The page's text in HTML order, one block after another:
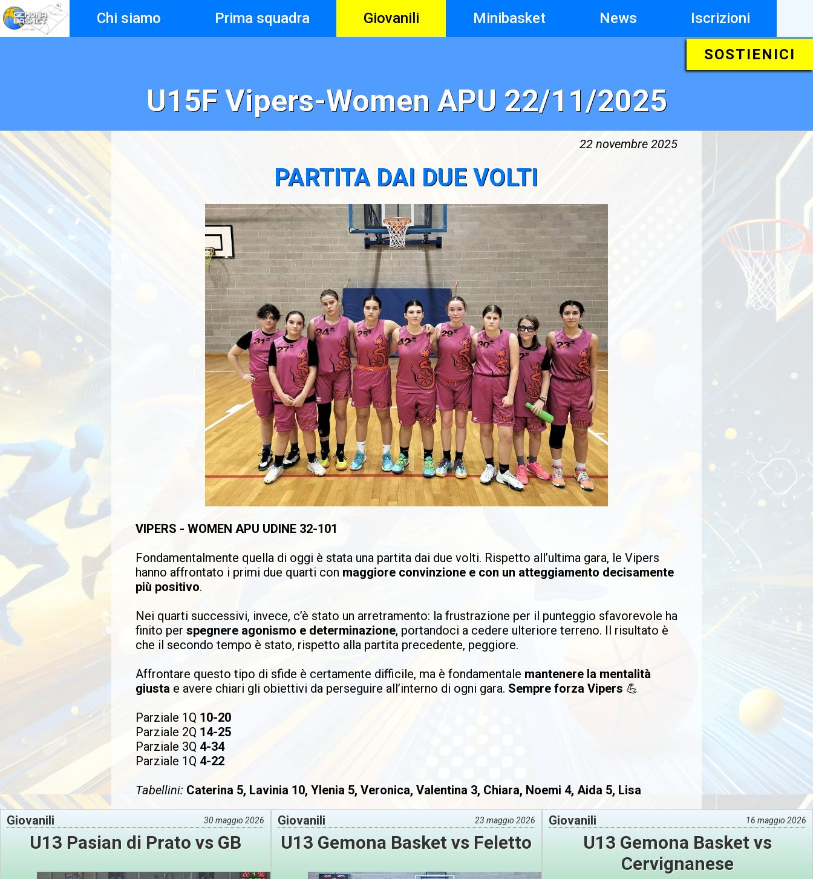
Chi siamo Prima squadra Giovanili Minibasket News Iscrizioni
SOSTIENICI
U15F Vipers-Women APU 22/11/2025
22 novembre 2025
PARTITA DAI DUE VOLTI
VIPERS - WOMEN APU UDINE 32-101
Fondamentalmente quella di oggi è stata una partita dai due volti. Rispetto all’ultima gara, le Vipers
hanno affrontato i primi due quarti con maggiore convinzione e con un atteggiamento decisamente
più positivo.
Nei quarti successivi, invece, c’è stato un arretramento: la frustrazione per il punteggio sfavorevole ha
finito per spegnere agonismo e determinazione, portandoci a cedere ulteriore terreno. Il risultato è
che il secondo tempo è stato, rispetto alla partita precedente, peggiore.
Affrontare questo tipo di sfide è certamente difficile, ma è fondamentale mantenere la mentalità
giusta e avere chiari gli obiettivi da perseguire all’interno di ogni gara. Sempre forza Vipers 💪
Parziale 1Q 10-20
Parziale 2Q 14-25
Parziale 3Q 4-34
Parziale 1Q 4-22
Tabellini: Caterina 5, Lavinia 10, Ylenia 5, Veronica, Valentina 3, Chiara, Noemi 4, Aida 5, Lisa
Giovanili 30 maggio 2026
U13 Pasian di Prato vs GB
Giovanili 23 maggio 2026
U13 Gemona Basket vs Feletto
Giovanili 16 maggio 2026
U13 Gemona Basket vs
Cervignanese